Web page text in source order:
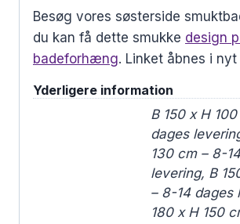
Besøg vores søsterside
du kan få dette smukke design
badeforhæng. Linket åbnes i nyt
Yderligere information
B 150 x H
dages
130 cm – 8-
levering, B
– 8-14 dages
180 x H 150